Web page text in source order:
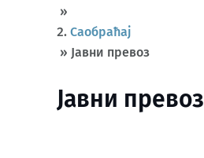
»
Саобраћај
» Јавни превоз
Јавни превоз